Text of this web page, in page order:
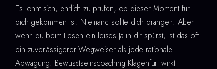
Es lohnt sich, ehrlich zu prüfen, ob dieser Moment für
dich gekommen ist. Niemand sollte dich drängen. Aber
wenn du beim Lesen ein leises Ja in dir spürst, ist das oft
ein zuverlässigerer Wegweiser als jede rationale
Abwägung. Bewusstseinscoaching Klagenfurt wirkt